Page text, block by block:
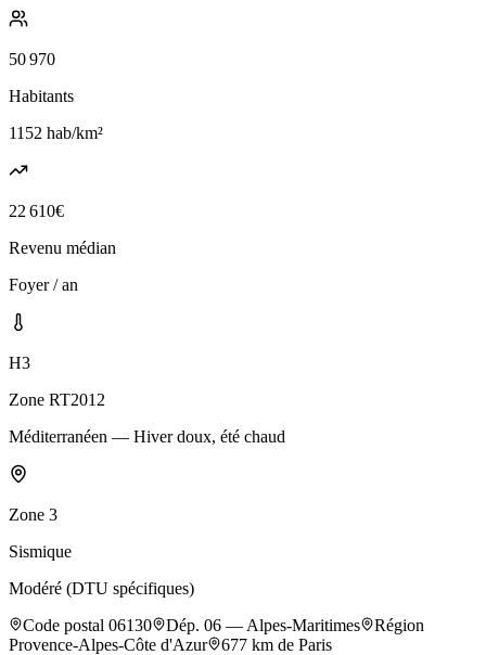
50 970
Habitants
1152 hab/km²
22 610€
Revenu médian
Foyer / an
H3
Zone RT2012
Méditerranéen — Hiver doux, été chaud
Zone 3
Sismique
Modéré (DTU spécifiques)
Code postal 06130 Dép. 06 — Alpes-Maritimes
Région
Provence-Alpes-Côte d'Azur
677 km de Paris